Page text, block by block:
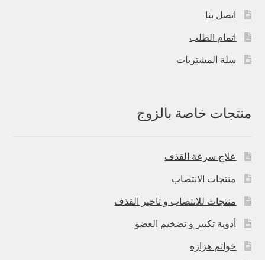
اتصل بنا
اتمام الطلب
سلة المشتريات
منتجات خاصة بالزوج
علاج سرعة القذف
منتجات الانتصاب
منتجات للانتصاب و تاخير القذف
أدوية تكبير و تضخيم العضو
خواتم هزازه